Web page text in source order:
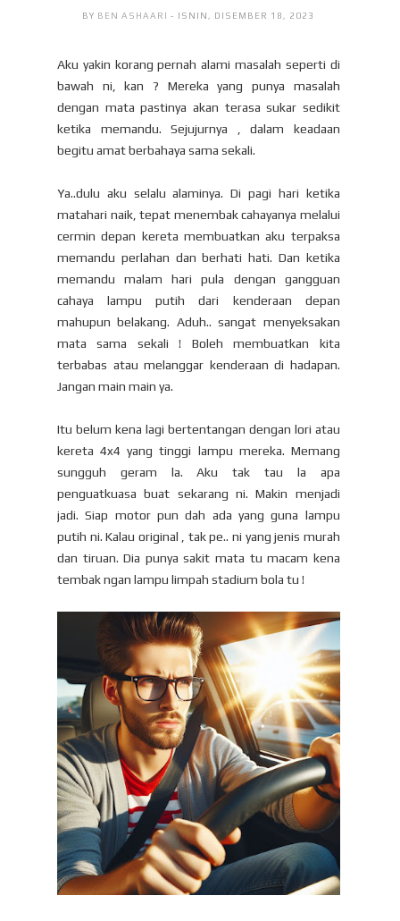
BY BEN ASHAARI- ISNIN, DISEMBER 18, 2023
Aku yakin korang pernah alami masalah seperti di
bawah ni, kan ? Mereka yang punya masalah
dengan mata pastinya akan terasa sukar sedikit
ketika memandu. Sejujurnya , dalam keadaan
begitu amat berbahaya sama sekali.
Ya..dulu aku selalu alaminya. Di pagi hari ketika
matahari naik, tepat menembak cahayanya melalui
cermin depan kereta membuatkan aku terpaksa
memandu perlahan dan berhati hati. Dan ketika
memandu malam hari pula dengan gangguan
cahaya lampu putih dari kenderaan depan
mahupun belakang. Aduh.. sangat menyeksakan
mata sama sekali ! Boleh membuatkan kita
terbabas atau melanggar kenderaan di hadapan.
Jangan main main ya.
Itu belum kena lagi bertentangan dengan lori atau
kereta 4x4 yang tinggi lampu mereka. Memang
sungguh geram la. Aku tak tau la apa
penguatkuasa buat sekarang ni. Makin menjadi
jadi. Siap motor pun dah ada yang guna lampu
putih ni. Kalau original , tak pe.. ni yang jenis murah
dan tiruan. Dia punya sakit mata tu macam kena
tembak ngan lampu limpah stadium bola tu !